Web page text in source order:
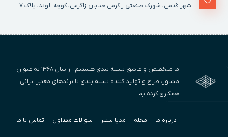
شهر قدس، شهرک صنعتی زاگرس خیابان زاگرس، کوچه الوند، پلاک ٧
ما متخصص و عاشق بسته بندی هستیم. از سال ۱۳۶۸ به عنوان
مشاور، طراح و تولید کننده بسته بندی با برندهای معتبر ایرانی
همکاری کرده‌ایم.
درباره ما مجله مدیا سنتر سوالات متداول تماس با ما